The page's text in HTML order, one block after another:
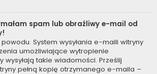
spam lub obraźliwy e-mail od
System wysyłania e-maili witryny
umożliwiające wytropienie
wysyłają takie wiadomości. Prześlij
pełną kopię otrzymanego e-maila –